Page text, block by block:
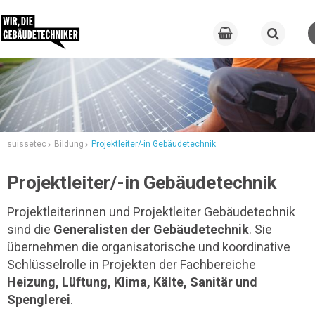
suissetec Bildung Projektleiter/-in Gebäudetechnik
Projektleiter/-in Gebäudetechnik
Projektleiterinnen und Projektleiter Gebäudetechnik
sind die Generalisten der Gebäudetechnik. Sie
übernehmen die organisatorische und koordinative
Schlüsselrolle in Projekten der Fachbereiche
Heizung, Lüftung, Klima, Kälte, Sanitär und
Spenglerei.